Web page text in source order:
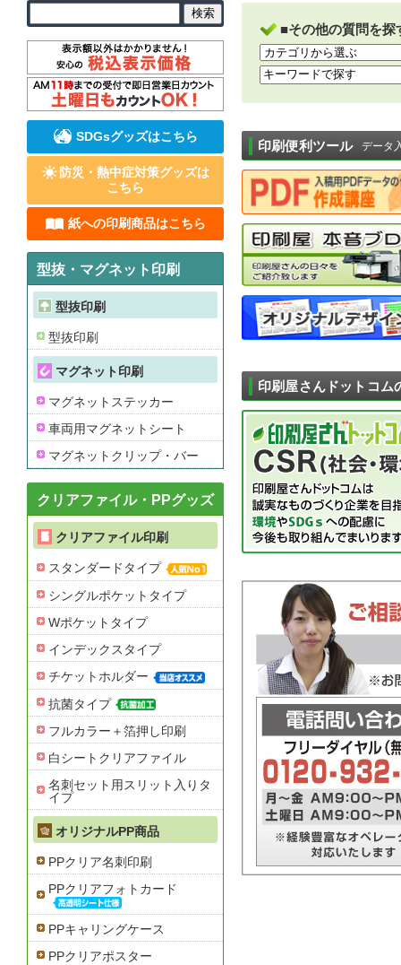
■その他の質問を探
印刷便利ツール データ
印刷屋さんドットコム
SDGsグッズはこちら
防災・熱中症対策グッズは
こちら
紙への印刷商品はこちら
型抜・マグネット印刷
型抜印刷
型抜印刷
マグネット印刷
マグネットステッカー
車両用マグネットシート
マグネットクリップ・バー
クリアファイル・PPグッズ
クリアファイル印刷
スタンダードタイプ
シングルポケットタイプ
Wポケットタイプ
インデックスタイプ
チケットホルダー
抗菌タイプ
フルカラー＋箔押し印刷
白シートクリアファイル
名刺セット用スリット入りタ
イプ
オリジナルPP商品
PPクリア名刺印刷
PPクリアフォトカード
PPキャリングケース
PPクリアポスター